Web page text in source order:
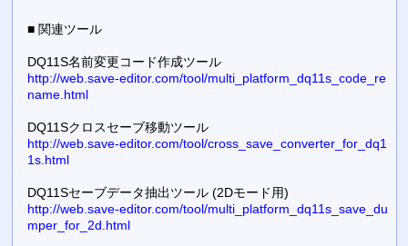
■ 関連ツール
DQ11S名前変更コード作成ツール
http://web.save-editor.com/tool/multi_platform_dq11s_code_re
name.html
DQ11Sクロスセーブ移動ツール
http://web.save-editor.com/tool/cross_save_converter_for_dq1
1s.html
DQ11Sセーブデータ抽出ツール (2Dモード用)
http://web.save-editor.com/tool/multi_platform_dq11s_save_du
mper_for_2d.html